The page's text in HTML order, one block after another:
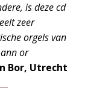
is deze cd
zeer
orgels van
or
Bor, Utrecht